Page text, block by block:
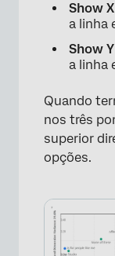
Show
a linha
Show
a linha
Quando
nos três
superior
opções.